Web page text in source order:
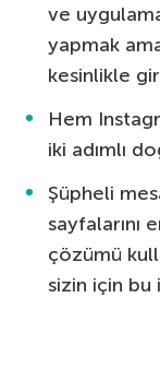
ve
yapmak
kesinlikle
Hem
iki adımlı
Şüpheli
sayfalarını
çözümü
sizin için